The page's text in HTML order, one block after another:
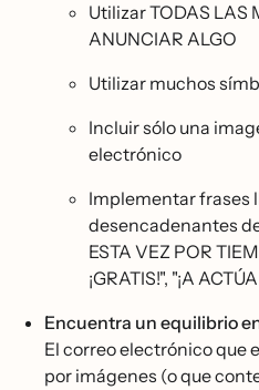
Utilizar TODAS LAS
ANUNCIAR ALGO
Utilizar muchos
Incluir sólo una
electrónico
Implementar frases
desencadenantes
ESTA VEZ POR
¡GRATIS!", "¡A
Encuentra un equilibrio
El correo electrónico que
por imágenes (o que